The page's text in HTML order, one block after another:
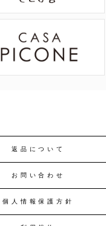
返品について
お問い合わせ
個人情報保護方針